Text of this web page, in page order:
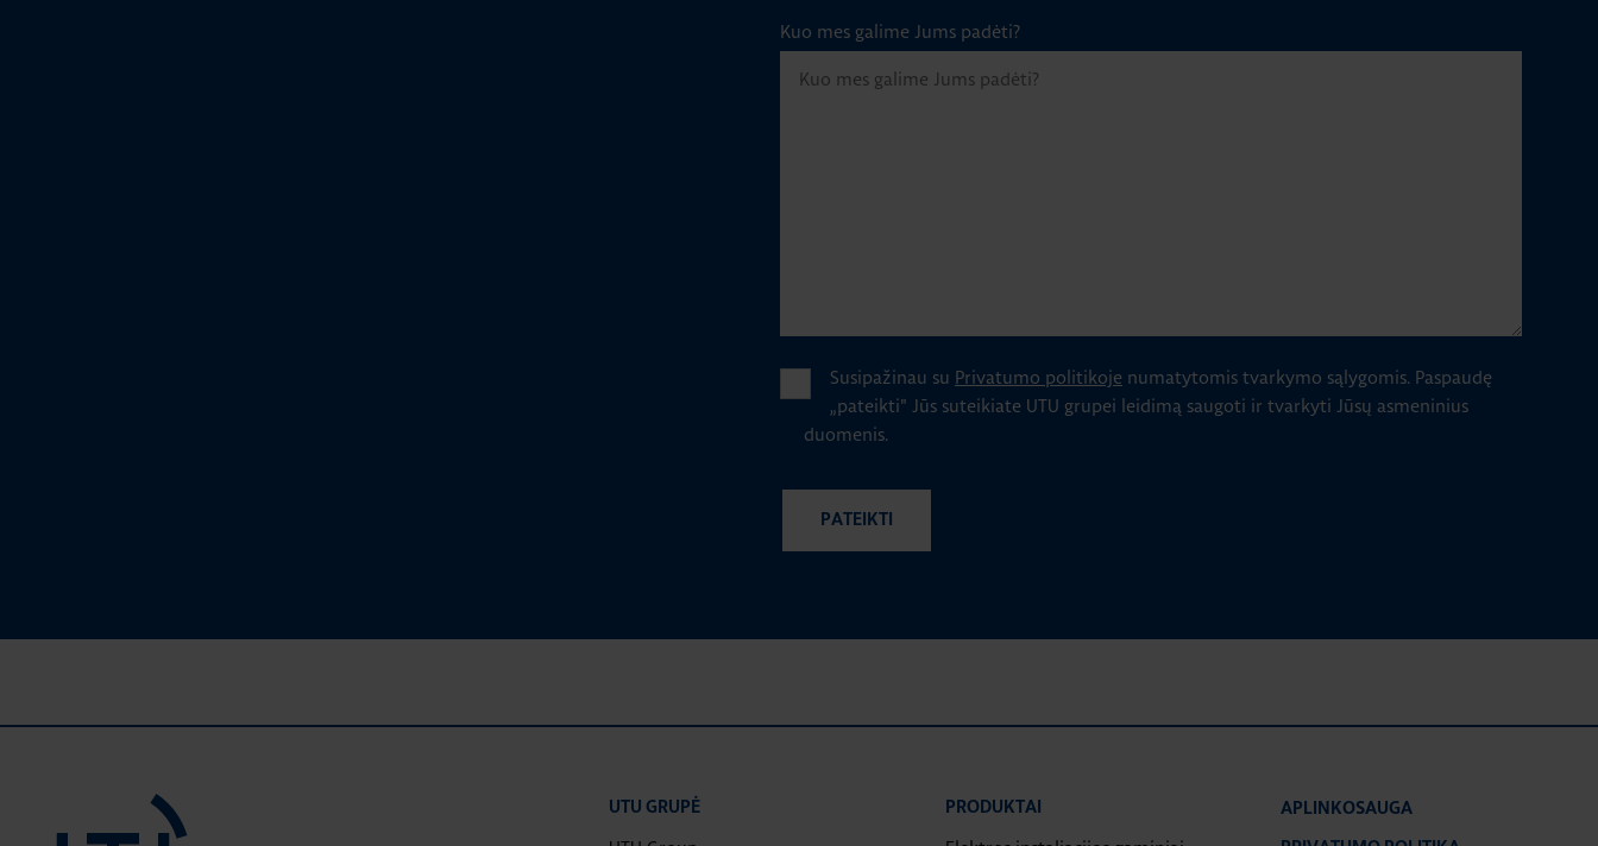
Kuo mes galime Jums padėti?
Susipažinau su Privatumo politikoje numatytomis tvarkymo sąlygomis. Paspaudę
„pateikti" Jūs suteikiate UTU grupei leidimą saugoti ir tvarkyti Jūsų asmeninius
duomenis.
UTU GRUPĖ PRODUKTAI APLINKOSAUGA